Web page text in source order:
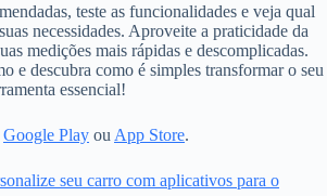
teste as funcionalidades e veja qual
necessidades. Aproveite a praticidade da
medições mais rápidas e descomplicadas.
e descubra como é simples transformar o seu
essencial!
Google Play ou App Store.
seu carro com aplicativos para o